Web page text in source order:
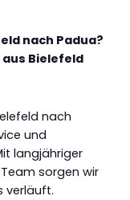
nach Padua?
aus Bielefeld
nach
und
langjähriger
sorgen wir
verläuft.